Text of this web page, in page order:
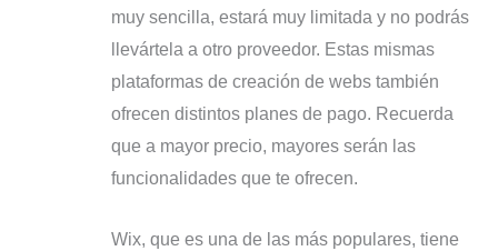
muy sencilla, estará muy limitada y no podrás
llevártela a otro proveedor. Estas mismas
plataformas de creación de webs también
ofrecen distintos planes de pago. Recuerda
que a mayor precio, mayores serán las
funcionalidades que te ofrecen.
Wix, que es una de las más populares, tiene